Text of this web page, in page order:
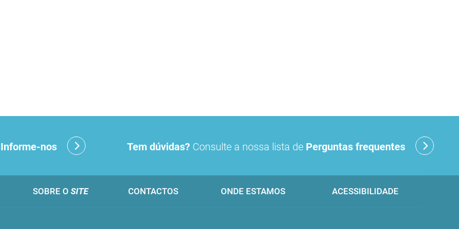
Informe-nos Tem dúvidas? Consulte a nossa lista de Perguntas frequentes
SOBRE O SITE CONTACTOS ONDE ESTAMOS ACESSIBILIDADE